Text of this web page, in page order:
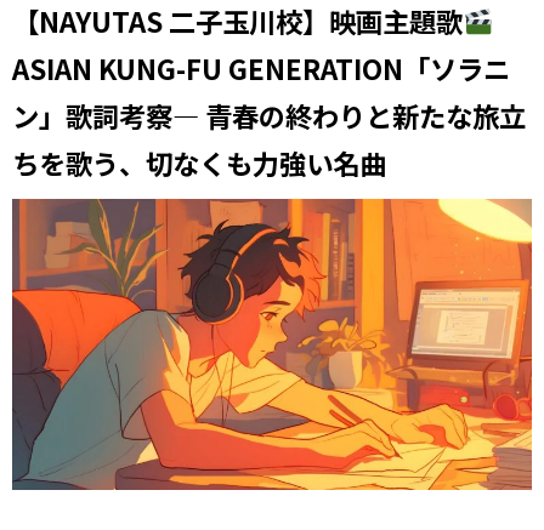
【NAYUTAS 二子玉川校】映画主題歌
ASIAN KUNG-FU GENERATION「ソラニ
ン」歌詞考察— 青春の終わりと新たな旅立
ちを歌う、切なくも力強い名曲